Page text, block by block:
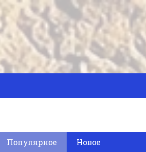
Популярное Новое